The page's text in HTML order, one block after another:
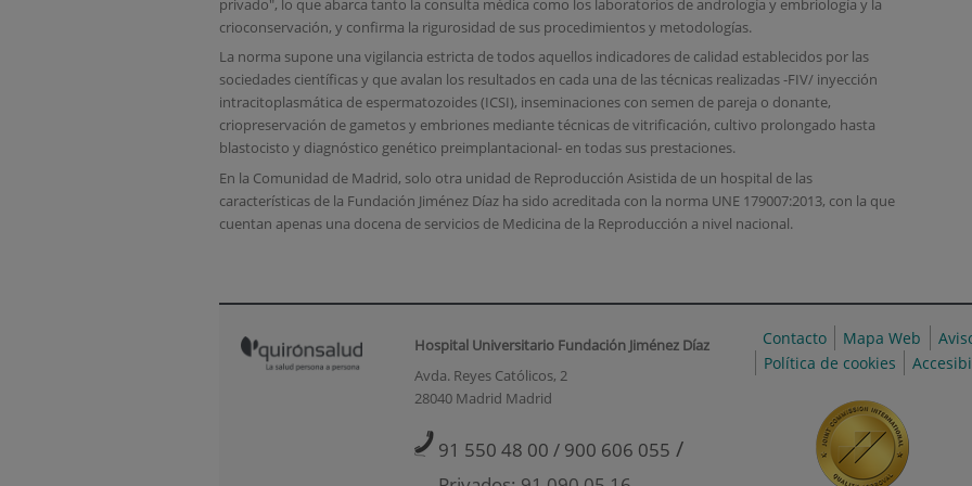
privado", lo que abarca tanto la consulta médica como los laboratorios de andrología y embriología y la
crioconservación, y confirma la rigurosidad de sus procedimientos y metodologías.
La norma supone una vigilancia estricta de todos aquellos indicadores de calidad establecidos por las
sociedades científicas y que avalan los resultados en cada una de las técnicas realizadas -FIV/ inyección
intracitoplasmática de espermatozoides (ICSI), inseminaciones con semen de pareja o donante,
criopreservación de gametos y embriones mediante técnicas de vitrificación, cultivo prolongado hasta
blastocisto y diagnóstico genético preimplantacional- en todas sus prestaciones.
En la Comunidad de Madrid, solo otra unidad de Reproducción Asistida de un hospital de las
características de la Fundación Jiménez Díaz ha sido acreditada con la norma UNE 179007:2013, con la que
cuentan apenas una docena de servicios de Medicina de la Reproducción a nivel nacional.
Hospital Universitario Fundación Jiménez Díaz
Avda. Reyes Católicos, 2
28040 Madrid Madrid
91 550 48 00 / 900 606 055 /
Contacto Mapa Web
Política de cookies